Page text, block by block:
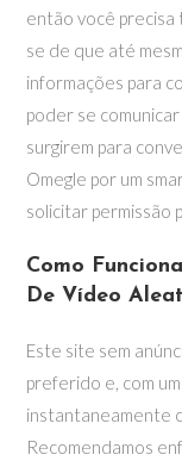
então você precisa
se de que até
informações para
poder se
surgirem para
Omegle por um
solicitar permissão
Como
De Vídeo
Este site sem
preferido e, com
instantaneamente
Recomendamos